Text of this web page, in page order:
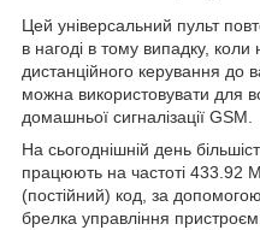
Цей універсальний пульт
в нагоді в тому випадку,
дистанційного керування до
можна використовувати для
домашньої сигналізації GSM.
На сьогоднішній день
працюють на частоті 433.92
(постійний) код, за
брелка управління